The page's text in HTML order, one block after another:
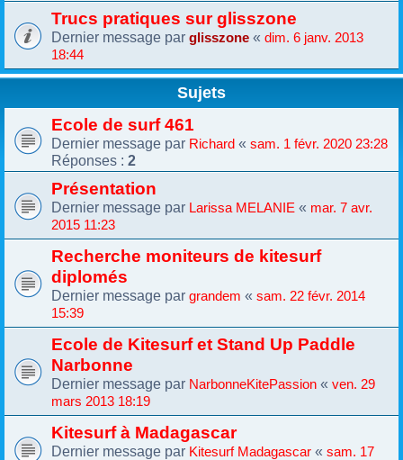
Trucs pratiques sur glisszone
Dernier message par glisszone « dim. 6 janv. 2013
18:44
Sujets
Ecole de surf 461
Dernier message par Richard « sam. 1 févr. 2020 23:28
Réponses : 2
Présentation
Dernier message par Larissa MELANIE « mar. 7 avr.
2015 11:23
Recherche moniteurs de kitesurf
diplomés
Dernier message par grandem « sam. 22 févr. 2014
15:39
Ecole de Kitesurf et Stand Up Paddle
Narbonne
Dernier message par NarbonneKitePassion « ven. 29
mars 2013 18:19
Kitesurf à Madagascar
Dernier message par Kitesurf Madagascar « sam. 17